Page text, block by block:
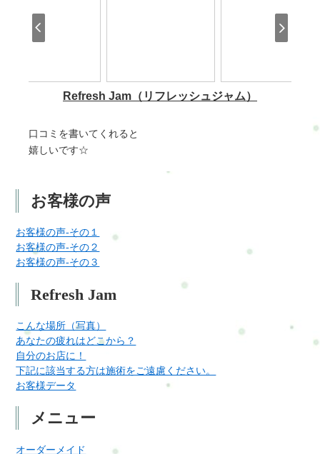
口コミを書いてくれると
嬉しいです☆
お客様の声
お客様の声-その１
お客様の声-その２
お客様の声-その３
Refresh Jam
こんな場所（写真）
あなたの疲れはどこから？
自分のお店に！
下記に該当する方は施術をご遠慮ください。
お客様データ
メニュー
オーダーメイド